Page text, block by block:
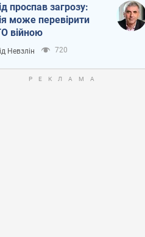
проспав загрозу:
може перевірити
війною
Невзлін 720